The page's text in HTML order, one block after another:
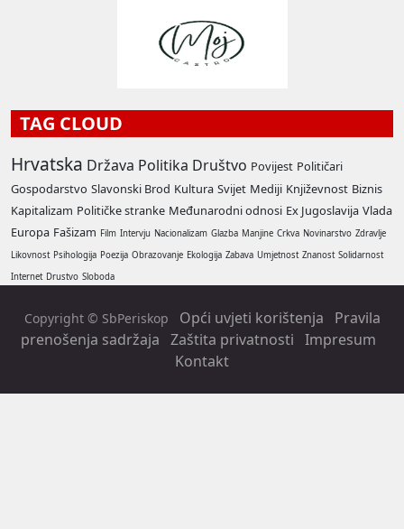
TAG CLOUD
Hrvatska Država Politika Društvo Povijest Političari
Gospodarstvo Slavonski Brod Kultura Svijet Mediji Književnost Biznis
Kapitalizam Političke stranke Međunarodni odnosi Ex Jugoslavija Vlada
Europa Fašizam Film Intervju Nacionalizam Glazba Manjine Crkva Novinarstvo Zdravlje
Likovnost Psihologija Poezija Obrazovanje Ekologija Zabava Umjetnost Znanost Solidarnost
Internet Drustvo Sloboda
Copyright © SbPeriskop Opći uvjeti korištenja
Pravila
prenošenja sadržaja Zaštita privatnosti Impresum
Kontakt